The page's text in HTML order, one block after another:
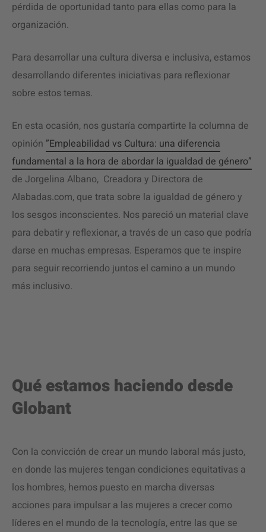
pérdida de oportunidad tanto para ellas como para la
organización.
Para desarrollar una cultura diversa e inclusiva, estamos
desarrollando diferentes iniciativas para reflexionar
sobre estos temas.
En esta ocasión, nos gustaría compartirte la columna de
opinión ”Empleabilidad vs Cultura: una diferencia
fundamental a la hora de abordar la igualdad de género”
de Jorgelina Albano, Creadora y Directora de
Alabadas.com, que trata sobre la igualdad de género y
los sesgos inconscientes. Nos pareció un material clave
para debatir y reflexionar, a través de un caso que podría
darse en muchas empresas. Esperamos que te inspire
para seguir recorriendo juntos el camino a un mundo
más inclusivo.
Qué estamos haciendo desde
Globant
Con la convicción de crear un mundo laboral más justo,
en donde las mujeres tengan condiciones equitativas a
los hombres, hemos puesto en marcha diversas
acciones para impulsar a las mujeres a crecer como
líderes en el mundo de la tecnología, entre las que se